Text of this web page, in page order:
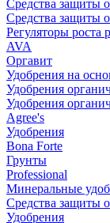
Средства защиты
Средства защиты
Регуляторы роста
AVA
Оргавит
Удобрения на
Удобрения
Удобрения
Agree's
Удобрения
Bona Forte
Грунты
Professional
Минеральные
Средства защиты
Удобрения